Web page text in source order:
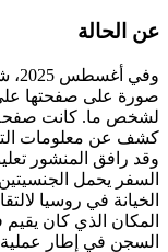
عن الحالة
لشخص ما. كانت صفحة
كشف عن معلومات
وقد رافق المنشور
السفر يحمل الجنسيتين
الخيانة في روسيا
المكان الذي كان
السجن في إطار عملية